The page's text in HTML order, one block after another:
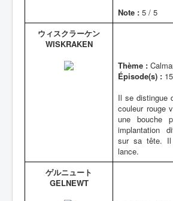
Note : 5 / 5
ウィスクラーケン
WISKRAKEN
Thème :
Épisode(s) :
Il se distingue
couleur rouge
une bouche
implantation
sur sa tête.
lance.
ゲルニュート
GELNEWT